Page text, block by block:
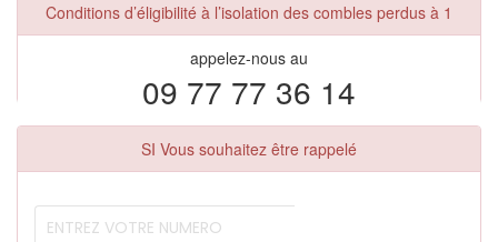
Conditions d’éligibilité à l’isolation des combles perdus à 1
appelez-nous au
09 77 77 36 14
SI Vous souhaitez être rappelé